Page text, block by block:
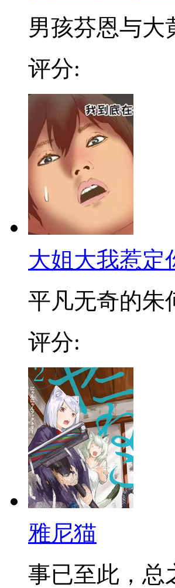
男孩芬恩与大
评分:
大姐大我惹定
平凡无奇的朱
评分:
雅尼猫
事已至此，总